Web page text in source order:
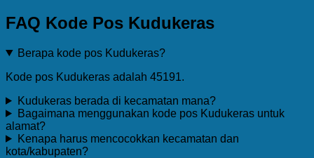
FAQ Kode Pos Kudukeras
Berapa kode pos Kudukeras?
Kode pos Kudukeras adalah 45191.
Kudukeras berada di kecamatan mana?
Bagaimana menggunakan kode pos Kudukeras untuk
alamat?
Kenapa harus mencocokkan kecamatan dan
kota/kabupaten?